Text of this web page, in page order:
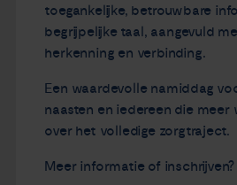
toegankelijke, betrouwbare
begrijpelijke taal, aangevuld
herkenning en verbinding.
Een waardevolle namiddag
naasten en iedereen die meer
over het volledige zorgtraject.
Meer informatie of inschrijven?